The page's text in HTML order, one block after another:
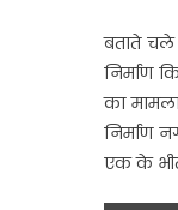
बताते चले
निर्माण
का
निर्माण
एक के